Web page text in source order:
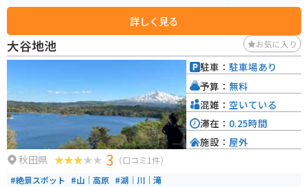
な道から行けるので毎回違う道を通るのも楽しいです。鳥海ブルーラインも
詳しく見る
大谷地池 お気に入り
秋田県 3 （口コミ1件）
#絶景スポット #山｜高原 #湖｜川｜滝
駐車： 駐車場あり
予算： 無料
混雑： 空いている
滞在： 0.25時間
施設： 屋外